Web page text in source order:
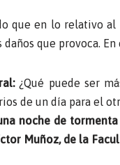
que en lo relativo
que provoca.
¿Qué puede ser
de un día para el
noche de
Muñoz, de la